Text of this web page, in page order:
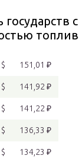
государств
151,01 ₽
141,92 ₽
141,22 ₽
136,33 ₽
134,23 ₽